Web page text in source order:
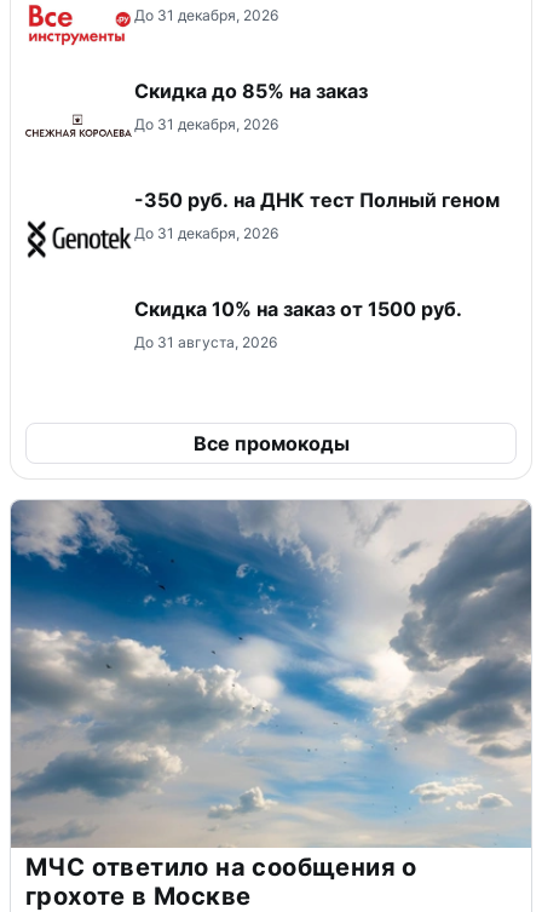
До 31 декабря, 2026
Скидка до 85% на заказ
До 31 декабря, 2026
-350 руб. на ДНК тест Полный геном
До 31 декабря, 2026
Скидка 10% на заказ от 1500 руб.
До 31 августа, 2026
Все промокоды
МЧС ответило на сообщения о
грохоте в Москве